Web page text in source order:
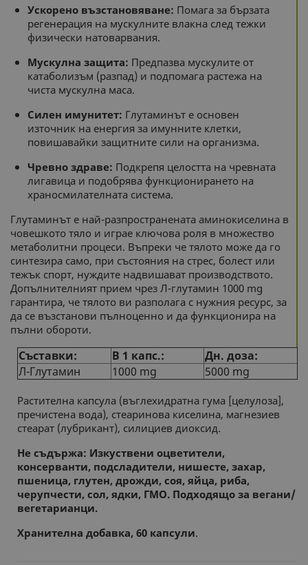
Ускорено възстановяване: Помага за бързата
регенерация на мускулните влакна след тежки
физически натоварвания.
Мускулна защита: Предпазва мускулите от
катаболизъм (разпад) и подпомага растежа на
чиста мускулна маса.
Силен имунитет: Глутаминът е основен
източник на енергия за имунните клетки,
повишавайки защитните сили на организма.
Чревно здраве: Подкрепя целостта на чревната
лигавица и подобрява функционирането на
храносмилателната система.
Глутаминът е най-разпространената аминокиселина в
човешкото тяло и играе ключова роля в множество
метаболитни процеси. Въпреки че тялото може да го
синтезира само, при състояния на стрес, болест или
тежък спорт, нуждите надвишават производството.
Допълнителният прием чрез Л-глутамин 1000 mg
гарантира, че тялото ви разполага с нужния ресурс, за
да се възстанови пълноценно и да функционира на
пълни обороти.
Съставки: В 1 капс.:
Дн. доза:
Л-Глутамин
1000 mg 5000 mg
Растителна капсула (въглехидратна гума [целулоза],
пречистена вода), стеаринова киселина, магнезиев
стеарат (лубрикант), силициев диоксид.
Не съдържа: Изкуствени оцветители,
консерванти, подсладители, нишесте, захар,
пшеница, глутен, дрожди, соя, яйца, риба,
черупчести, сол, ядки, ГМО. Подходящо за вегани/
вегетарианци.
Хранителна добавка, 60 капсули.